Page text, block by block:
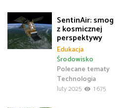
SentinAir: smog
z kosmicznej
perspektywy
Edukacja
Polecane tematy
Środowisko
Technologia
luty 2025
1 675